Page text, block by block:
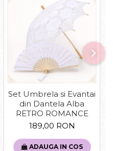
Set Umbrela si Evantai
din Dantela Alba
RETRO ROMANCE
189,00 RON
ADAUGA IN COS